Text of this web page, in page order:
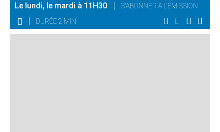
Le lundi, le mardi à 11H30
S'ABONNER À L'ÉMISSION
DURÉE 2 MIN